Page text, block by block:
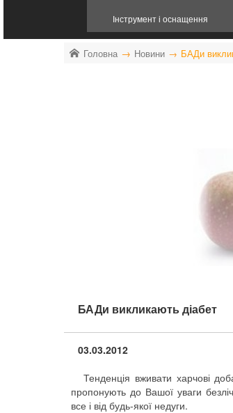
Інструмент і оснащення
Головна Новини БАДи
БАДи викликають діабет
03.03.2012
Тенденція вживати харчові
пропонують до Вашої уваги
все і від будь-якої недуги.